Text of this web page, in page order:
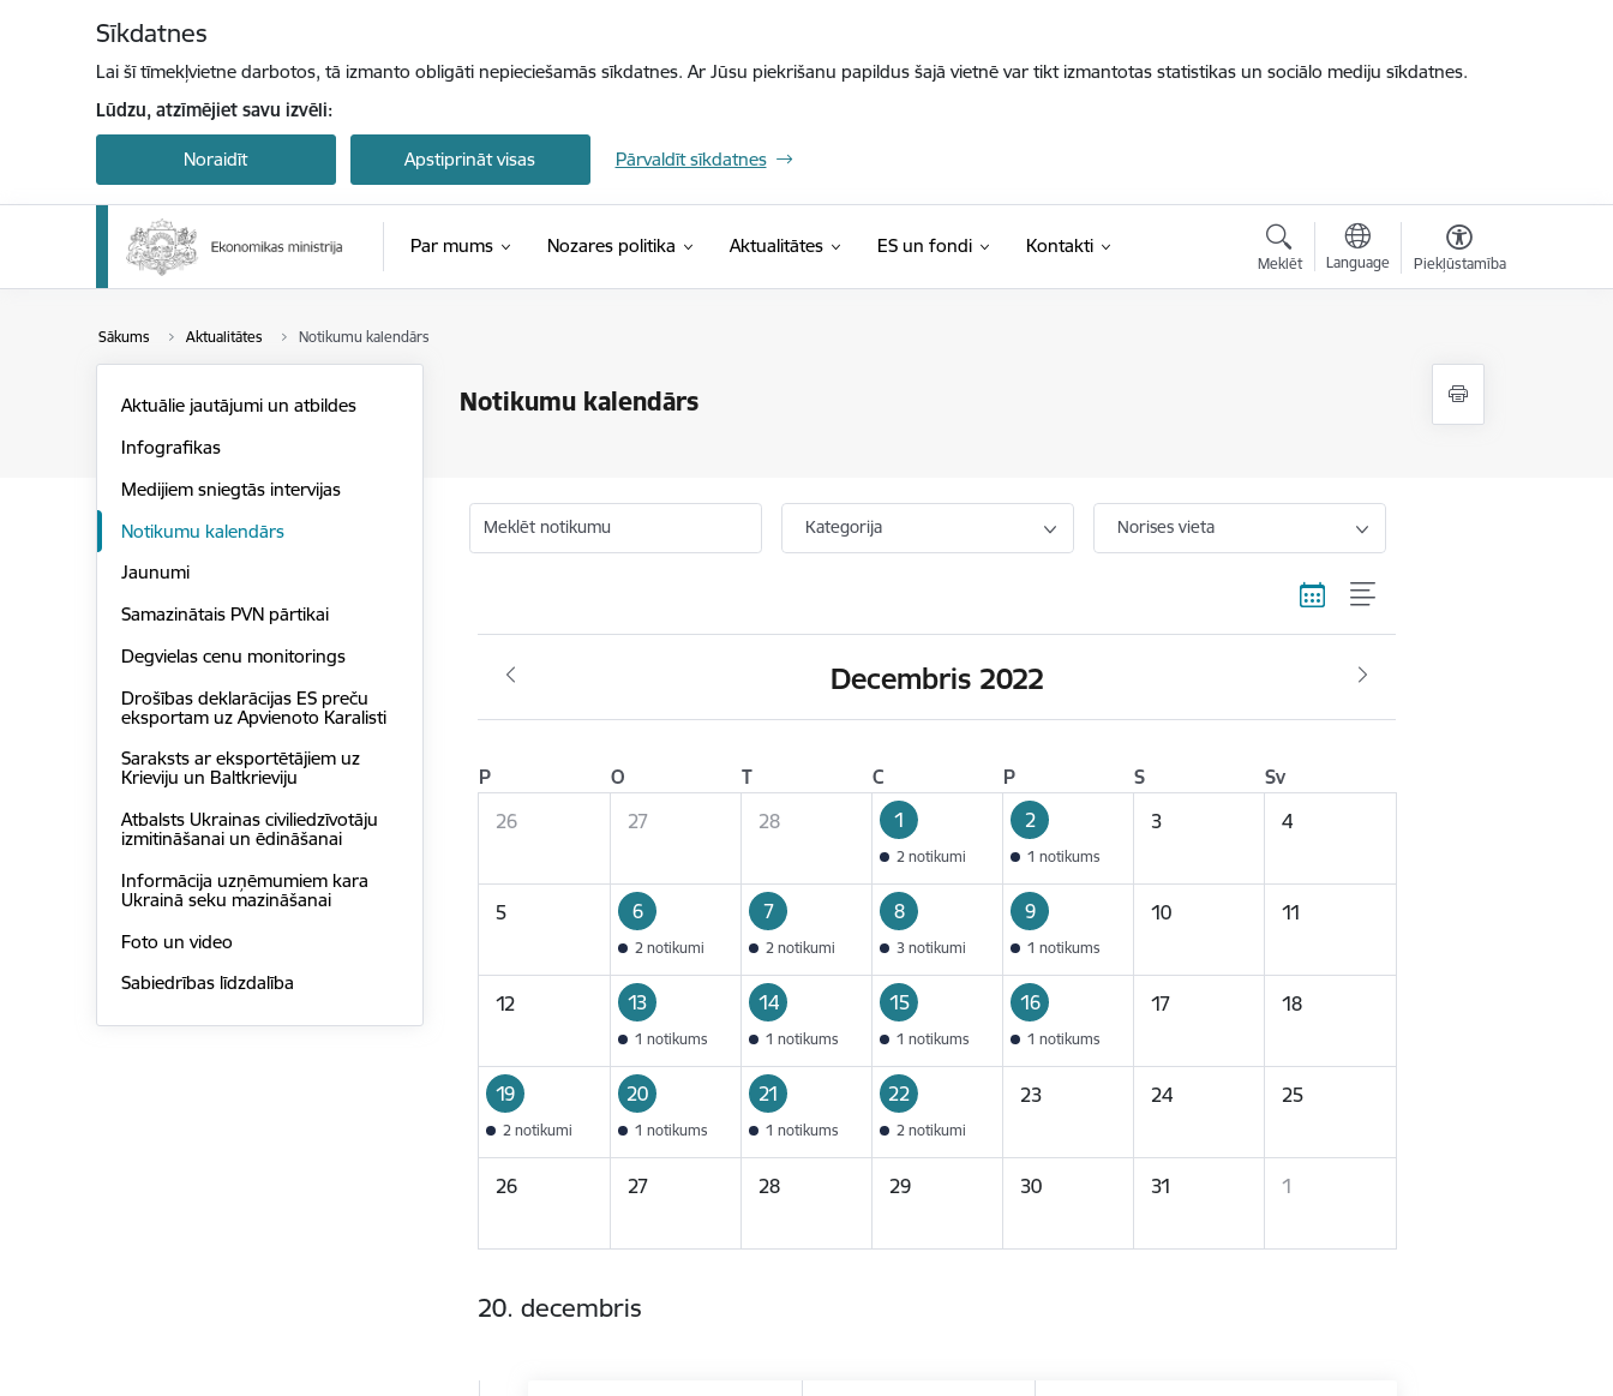
Sīkdatnes
Lai šī tīmekļvietne darbotos, tā izmanto obligāti nepieciešamās sīkdatnes. Ar Jūsu piekrišanu papildus šajā vietnē var tikt izmantotas statistikas un sociālo mediju sīkdatnes.
Lūdzu, atzīmējiet savu izvēli:
Noraidīt Apstiprināt visas Pārvaldīt sīkdatnes
Par mums Nozares politika Aktualitātes ES un fondi Kontakti
Meklēt Language Piekļūstamība
Sākums Aktualitātes Notikumu kalendārs
Notikumu kalendārs
Aktuālie jautājumi un atbildes
Infografikas
Medijiem sniegtās intervijas
Notikumu kalendārs
Jaunumi
Samazinātais PVN pārtikai
Degvielas cenu monitorings
Drošības deklarācijas ES preču
eksportam uz Apvienoto Karalisti
Saraksts ar eksportētājiem uz
Krieviju un Baltkrieviju
Atbalsts Ukrainas civiliedzīvotāju
izmitināšanai un ēdināšanai
Informācija uzņēmumiem kara
Ukrainā seku mazināšanai
Foto un video
Sabiedrības līdzdalība
Meklēt notikumu Kategorija Norises vieta
Decembris 2022
P O T C P S
Sv
26
27 28 1
2 notikumi
2
1 notikums
3 4
5 6
2 notikumi
7
2 notikumi
8
3 notikumi
9
1 notikums
10 11
12 13
1 notikums
14
1 notikums
15
1 notikums
16
1 notikums
17 18
19
2 notikumi
20
1 notikums
21
1 notikums
22
2 notikumi
23 24 25
26 27 28 29 30 31 1
20. decembris